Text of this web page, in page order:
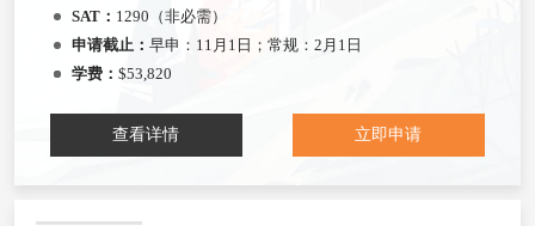
SAT： 1290（非必需）
申请截止： 早申：11月1日；常规：2月1日
学费： $53,820
查看详情 立即申请